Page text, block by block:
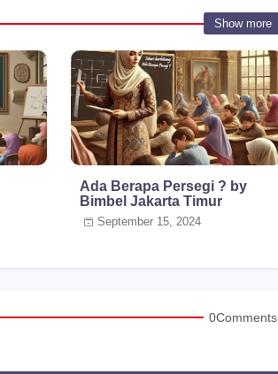
Show more
Ada Berapa Persegi ? by
Bimbel Jakarta Timur
September 15, 2024
0Comments